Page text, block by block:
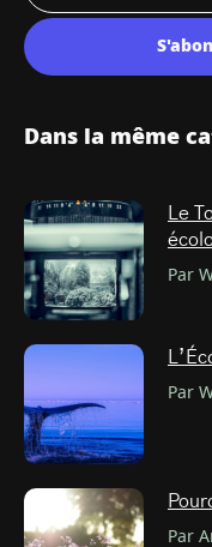
Dans la même
Le
Par
Par
Par